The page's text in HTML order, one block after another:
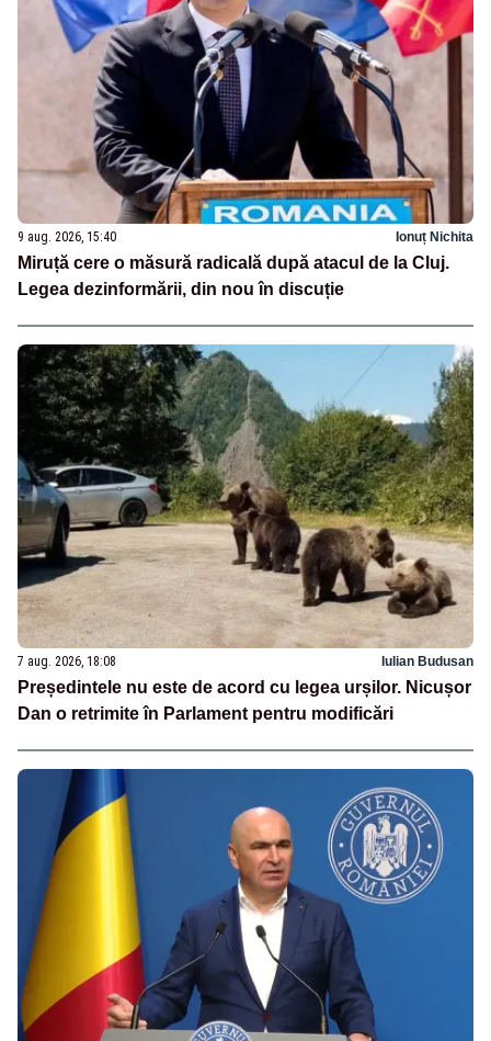
9 aug. 2026, 15:40 Ionuț Nichita
Miruță cere o măsură radicală după atacul de la Cluj.
Legea dezinformării, din nou în discuție
7 aug. 2026, 18:08 Iulian Budusan
Președintele nu este de acord cu legea urșilor. Nicușor
Dan o retrimite în Parlament pentru modificări